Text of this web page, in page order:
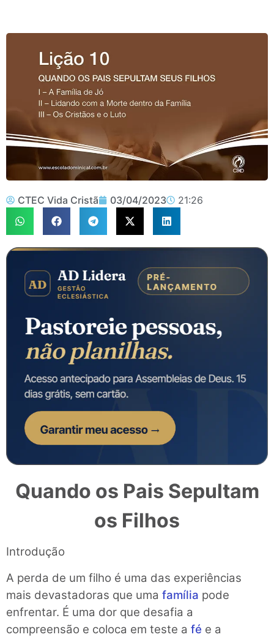
CTEC Vida Cristã 03/04/2023 21:26
Quando os Pais Sepultam
os Filhos
Introdução
A perda de um filho é uma das experiências
mais devastadoras que uma família pode
enfrentar. É uma dor que desafia a
compreensão e coloca em teste a fé e a